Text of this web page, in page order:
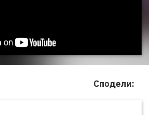
Сподели: